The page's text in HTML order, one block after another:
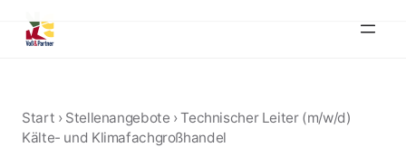
Start › Stellenangebote ›Technischer Leiter (m/w/d)
Kälte- und Klimafachgroßhandel